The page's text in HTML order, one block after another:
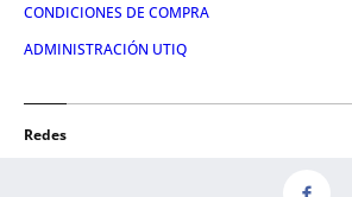
CONDICIONES DE COMPRA
ADMINISTRACIÓN UTIQ
Redes